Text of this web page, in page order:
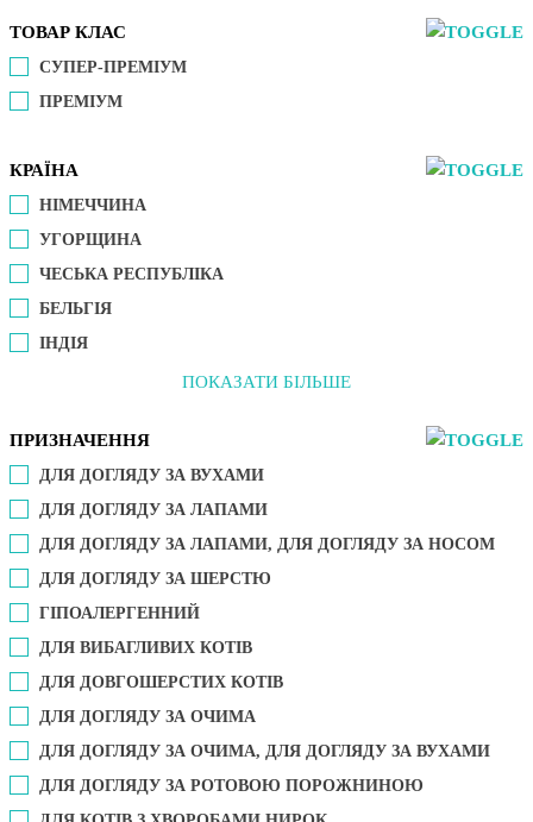
ТОВАР КЛАС
СУПЕР-ПРЕМІУМ
ПРЕМІУМ
КРАЇНА
НІМЕЧЧИНА
УГОРЩИНА
ЧЕСЬКА РЕСПУБЛІКА
БЕЛЬГІЯ
ІНДІЯ
ПОКАЗАТИ БІЛЬШЕ
ПРИЗНАЧЕННЯ
ДЛЯ ДОГЛЯДУ ЗА ВУХАМИ
ДЛЯ ДОГЛЯДУ ЗА ЛАПАМИ
ДЛЯ ДОГЛЯДУ ЗА ЛАПАМИ, ДЛЯ ДОГЛЯДУ ЗА НОСОМ
ДЛЯ ДОГЛЯДУ ЗА ШЕРСТЮ
ГІПОАЛЕРГЕННИЙ
ДЛЯ ВИБАГЛИВИХ КОТІВ
ДЛЯ ДОВГОШЕРСТИХ КОТІВ
ДЛЯ ДОГЛЯДУ ЗА ОЧИМА
ДЛЯ ДОГЛЯДУ ЗА ОЧИМА, ДЛЯ ДОГЛЯДУ ЗА ВУХАМИ
ДЛЯ ДОГЛЯДУ ЗА РОТОВОЮ ПОРОЖНИНОЮ